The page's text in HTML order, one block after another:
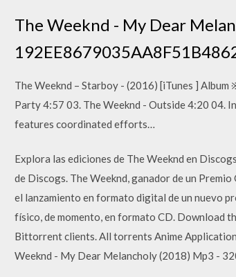
The Weeknd - My Dear
The Weeknd – Starboy - (2016) [iTunes ]
Party 4:57 03. The Weeknd - Outside 4:20 04.
features coordinated efforts…
Explora las ediciones de The Weeknd en
de Discogs. The Weeknd, ganador de un
el lanzamiento en formato digital de un nuevo
físico, de momento, en formato CD. Download
Bittorrent clients. All torrents Anime
Weeknd - My Dear Melancholy (2018) Mp3 -